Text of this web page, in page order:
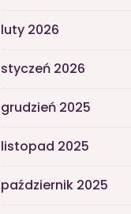
luty 2026
styczeń 2026
grudzień 2025
listopad 2025
październik 2025